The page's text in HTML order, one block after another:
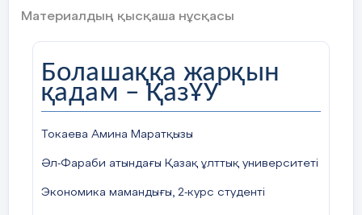
Материалдың қысқаша нұсқасы
Болашаққа жарқын
қадам – ҚазҰУ
Токаева Амина Маратқызы
Әл-Фараби атындағы Қазақ ұлттық университеті
Экономика мамандығы, 2-курс студенті